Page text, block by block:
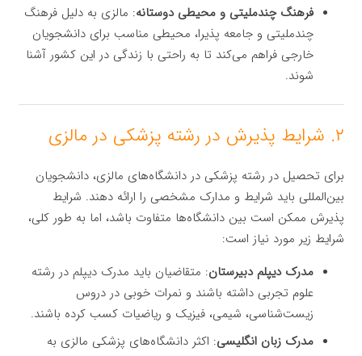
فرهنگ چندملیتی و محیطی دوستانه: مالزی به دلیل فرهنگ
چندملیتی و جامعه پذیرا، محیطی مناسب برای دانشجویان
خارجی فراهم می‌کند تا به راحتی با زندگی در این کشور آشنا
شوند.
۲. شرایط پذیرش در رشته پزشکی در مالزی
برای تحصیل در رشته پزشکی در دانشگاه‌های مالزی، دانشجویان
بین‌المللی باید شرایط و مدارک مشخصی را ارائه دهند. شرایط
پذیرش ممکن است بین دانشگاه‌ها متفاوت باشد، اما به طور کلی،
شرایط زیر مورد نیاز است:
مدرک دیپلم دبیرستان: متقاضیان باید مدرک دیپلم در رشته
علوم تجربی داشته باشند و نمرات خوبی در دروس
زیست‌شناسی، شیمی، فیزیک و ریاضیات کسب کرده باشند.
مدرک زبان انگلیسی: اکثر دانشگاه‌های پزشکی مالزی به